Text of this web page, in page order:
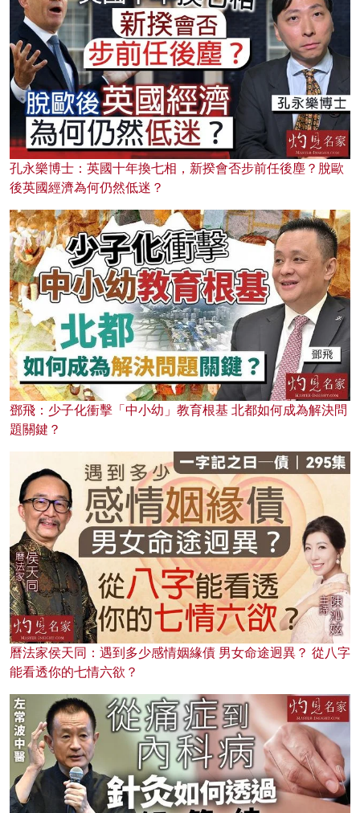
孔永樂博士：英國十年換七相，新揆會否步前任後塵？脫歐
後英國經濟為何仍然低迷？
鄧飛：少子化衝擊「中小幼」教育根基 北都如何成為解決問
題關鍵？
曆法家侯天同：遇到多少感情姻緣債 男女命途迥異？ 從八字
能看透你的七情六欲？